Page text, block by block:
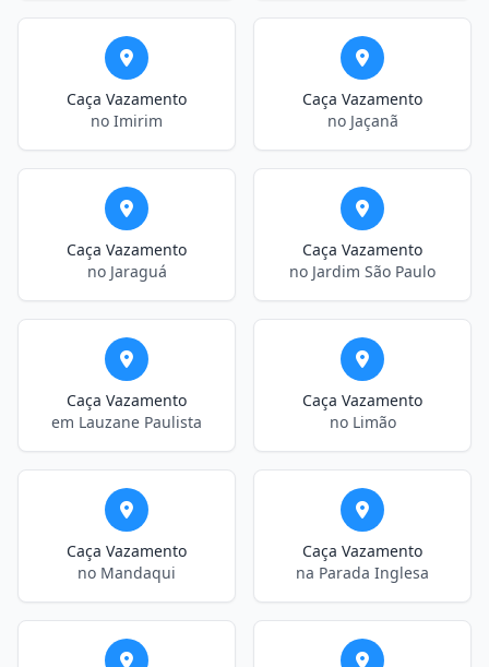
Caça Vazamento
no Imirim
Caça Vazamento
no Jaçanã
Caça Vazamento
no Jaraguá
Caça Vazamento
no Jardim São Paulo
Caça Vazamento
em Lauzane Paulista
Caça Vazamento
no Limão
Caça Vazamento
no Mandaqui
Caça Vazamento
na Parada Inglesa